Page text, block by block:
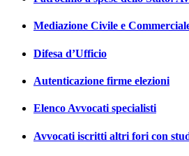
Mediazione Civile e
Difesa d’Ufficio
Autenticazione firme elezioni
Elenco Avvocati specialisti
Avvocati iscritti altri fori con